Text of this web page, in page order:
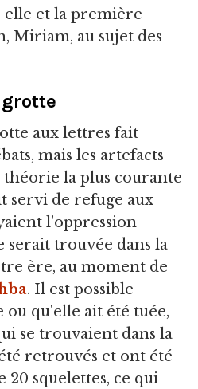
et la première
Miriam, au sujet des
aux lettres fait
mais les artefacts
théorie la plus courante
servi de refuge aux
l'oppression
serait trouvée dans la
ère, au moment de
. Il est possible
ou qu'elle ait été tuée,
se trouvaient dans la
retrouvés et ont été
20 squelettes, ce qui